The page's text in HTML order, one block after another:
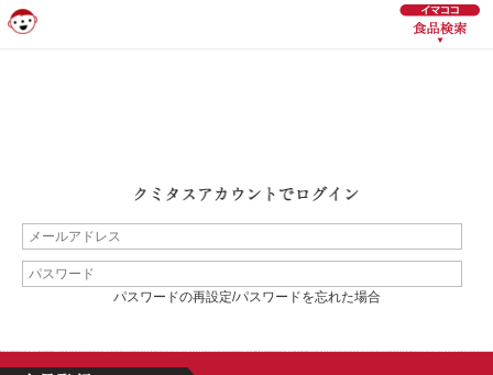
パスワードの再設定/パスワードを忘れた場合